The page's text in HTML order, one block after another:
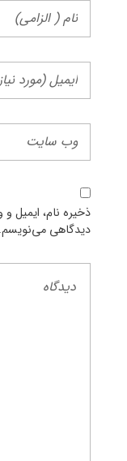
ذخیره نام، ایمیل
دیدگاهی می‌نویسم.